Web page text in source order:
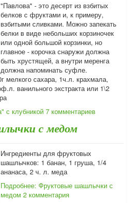
"Павлова" - это десерт из взбитых
белков с фруктами и, к примеру,
взбитыми сливками. Можно запекать
белки в виде небольших корзиночек
или одной большой корзинки, но
главное - корочка снаружи должна
быть хрустящей, а внутри меренга
должна напоминать суфле.
мелкого сахара, 1ч.л. крахмала,
ванильного экстракта или 1\2
с клубникой 7 комментариев
с медом
Ингредиенты для фруктовых
шашлычков: 1 банан, 1 груша, 1/4
ананаса, 2 ч. л. меда
Подробнее: Фруктовые шашлычки с
медом 2 комментария